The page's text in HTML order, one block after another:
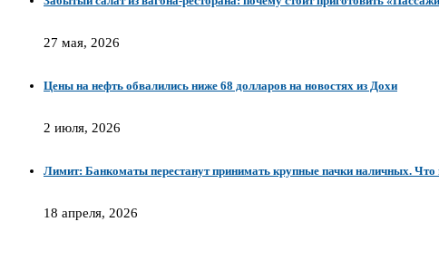
27 мая, 2026
Цены на нефть обвалились ниже 68 долларов на новостях из Дохи
2 июля, 2026
Лимит: Банкоматы перестанут принимать крупные пачки наличных. Что
18 апреля, 2026